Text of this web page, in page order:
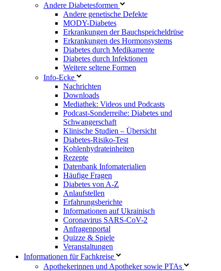
Andere Diabetesformen
Andere genetische Defekte
MODY-Diabetes
Erkrankungen der Bauchspeicheldrüse
Erkrankungen des Hormonsystems
Diabetes durch Medikamente
Diabetes durch Infektionen
Weitere seltene Formen
Info-Ecke
Nachrichten
Downloads
Mediathek: Videos und Podcasts
Podcast-Sonderreihe: Diabetes und
Schwangerschaft
Klinische Studien – Übersicht
Diabetes-Risiko-Test
Kohlenhydrateinheiten
Rezepte
Datenbank Infomaterialien
Häufige Fragen
Diabetes von A-Z
Anlaufstellen
Erfahrungsberichte
Informationen auf Ukrainisch
Coronavirus SARS-CoV-2
Anfragenportal
Quizze & Spiele
Veranstaltungen
Informationen für Fachkreise
Apothekerinnen und Apotheker sowie PTAs